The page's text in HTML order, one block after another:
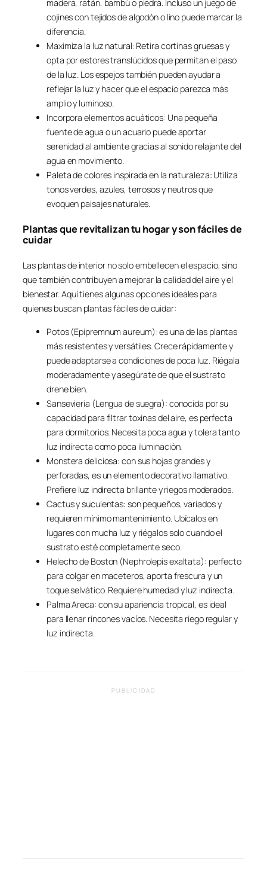
madera, ratán, bambú o piedra. Incluso un juego de
cojines con tejidos de algodón o lino puede marcar la
diferencia.
Maximiza la luz natural: Retira cortinas gruesas y
opta por estores translúcidos que permitan el paso
de la luz. Los espejos también pueden ayudar a
reflejar la luz y hacer que el espacio parezca más
amplio y luminoso.
Incorpora elementos acuáticos: Una pequeña
fuente de agua o un acuario puede aportar
serenidad al ambiente gracias al sonido relajante del
agua en movimiento.
Paleta de colores inspirada en la naturaleza: Utiliza
tonos verdes, azules, terrosos y neutros que
evoquen paisajes naturales.
Plantas que revitalizan tu hogar y son fáciles de
cuidar
Las plantas de interior no solo embellecen el espacio, sino
que también contribuyen a mejorar la calidad del aire y el
bienestar. Aquí tienes algunas opciones ideales para
quienes buscan plantas fáciles de cuidar:
Potos (Epipremnum aureum): es una de las plantas
más resistentes y versátiles. Crece rápidamente y
puede adaptarse a condiciones de poca luz. Riégala
moderadamente y asegúrate de que el sustrato
drene bien.
Sansevieria (Lengua de suegra): conocida por su
capacidad para filtrar toxinas del aire, es perfecta
para dormitorios. Necesita poca agua y tolera tanto
luz indirecta como poca iluminación.
Monstera deliciosa: con sus hojas grandes y
perforadas, es un elemento decorativo llamativo.
Prefiere luz indirecta brillante y riegos moderados.
Cactus y suculentas: son pequeños, variados y
requieren mínimo mantenimiento. Ubícalos en
lugares con mucha luz y riégalos solo cuando el
sustrato esté completamente seco.
Helecho de Boston (Nephrolepis exaltata): perfecto
para colgar en maceteros, aporta frescura y un
toque selvático. Requiere humedad y luz indirecta.
Palma Areca: con su apariencia tropical, es ideal
para llenar rincones vacíos. Necesita riego regular y
luz indirecta.
PUBLICIDAD